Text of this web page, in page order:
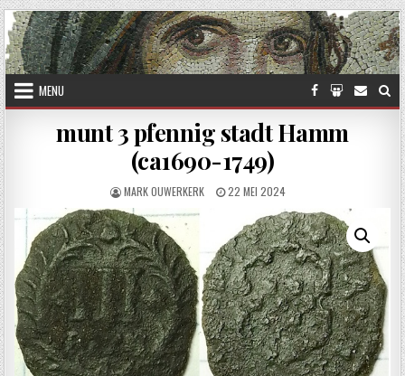
Skip to content
MENU
munt 3 pfennig stadt Hamm
(ca1690-1749)
AUTHOR:
MARK OUWERKERK PUBLISHED DATE:
22 MEI 2024